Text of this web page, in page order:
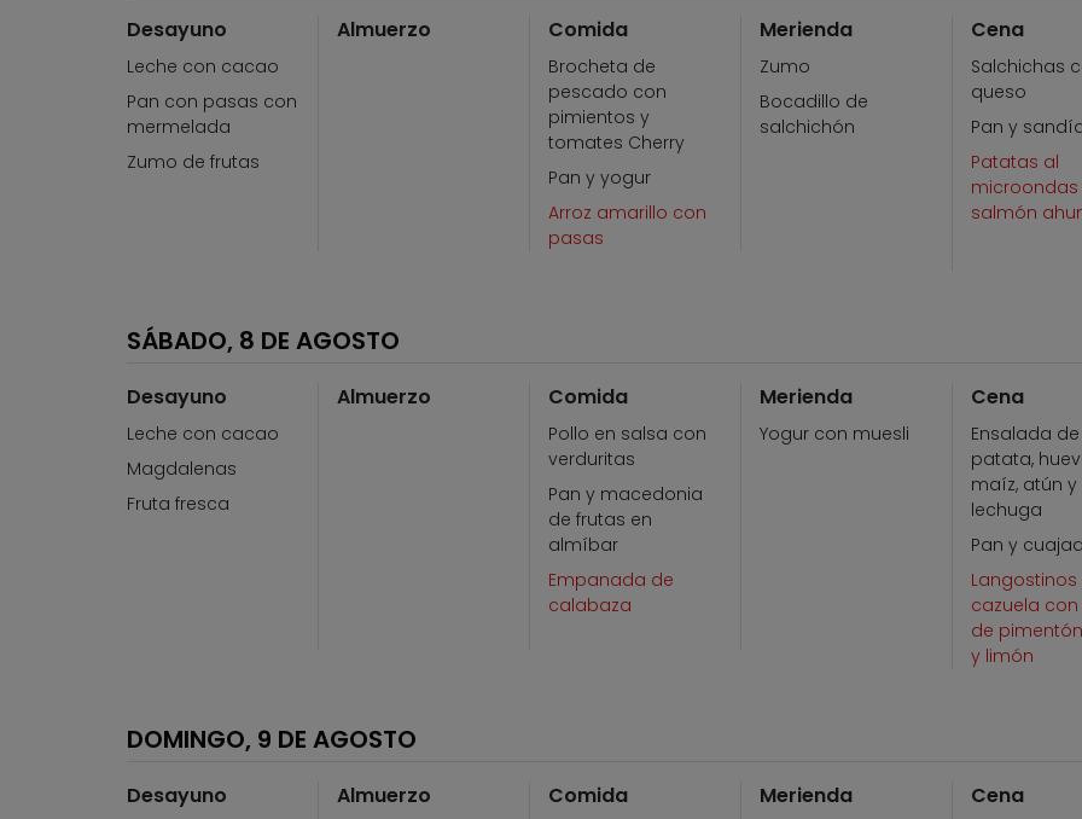
Desayuno
Leche con cacao
Pan con pasas con
mermelada
Zumo de frutas
Almuerzo Comida
Brocheta de
pescado con
pimientos y
tomates Cherry
Pan y yogur
Arroz amarillo con
pasas
Merienda
Zumo
Bocadillo de
salchichón
Cena
Salchichas
queso
Pan y
Patatas al
microondas
salmón
SÁBADO, 8 DE AGOSTO
Desayuno
Leche con cacao
Magdalenas
Fruta fresca
Almuerzo Comida
Pollo en salsa con
verduritas
Pan y macedonia
de frutas en
almíbar
Empanada de
calabaza
Merienda
Yogur con muesli
Cena
Ensalada de
patata,
maíz, atún y
lechuga
Pan y
Langostinos
cazuela
de
y limón
DOMINGO, 9 DE AGOSTO
Desayuno Almuerzo Comida Merienda Cena